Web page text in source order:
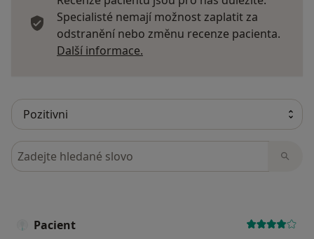
Specialisté nemají možnost zaplatit za
odstranění nebo změnu recenze pacienta.
Další informace.
Hledejte v názorech
Pacient